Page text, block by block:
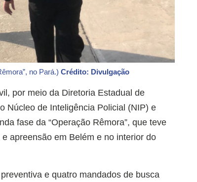
no Pará.)Crédito: Divulgação
por meio da Diretoria Estadual de
Núcleo de Inteligência Policial (NIP) e
fase da “Operação Rêmora”, que teve
apreensão em Belém e no interior do
e quatro mandados de busca